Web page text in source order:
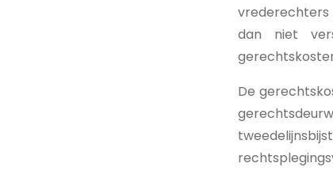
vrederechters
dan niet
De